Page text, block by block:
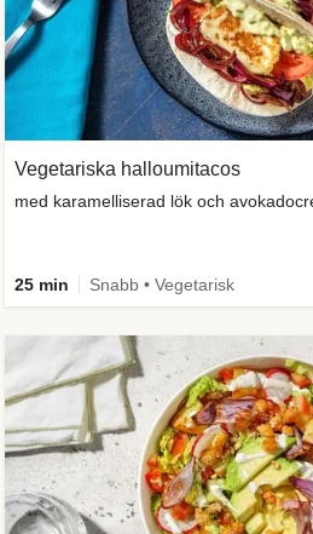
Vegetariska halloumitacos
med karamelliserad lök och
25 min Snabb • Vegetarisk